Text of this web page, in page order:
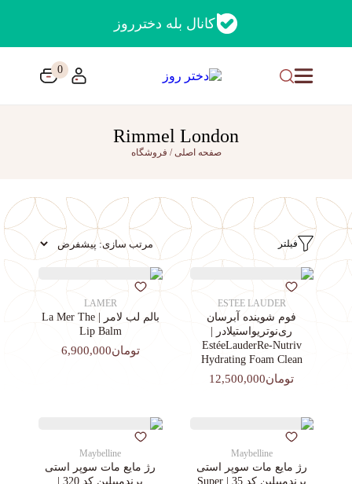
کانال بله دخترروز
0
Rimmel London
صفحه اصلی/ فروشگاه
فیلتر
ESTEE LAUDER
فوم شوینده آبرسان
ری‌نوتریواستیلادر |
EstéeLauderRe-Nutriv
Hydrating Foam Clean
تومان12,500,000
LAMER
بالم لب لامر | La Mer The
Lip Balm
تومان6,900,000
Maybelline
رژ مایع مات سوپر استی‌
برندمیبلین کد 35 | Super
Maybelline
رژ مایع مات سوپر استی‌
برندمیبلین کد 320 |